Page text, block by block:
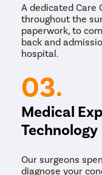
मदत करण्यासाठी
वैद्यकीय पथक
शरीर पूर्णपणे झाकले
डोळे स्वच्छ केले
सर्जन डोळ्यात चीरा
भागांना इमल्सीफाय
कृत्रिम इंट्राओक्युलर
आयओएल डोळ्याच्या
जातो.
सर्वसाधारणपणे,
A dedicated Care
throughout the
paperwork, to
back and
hospital.
03.
Medical
Technology
Our surgeons
diagnose your